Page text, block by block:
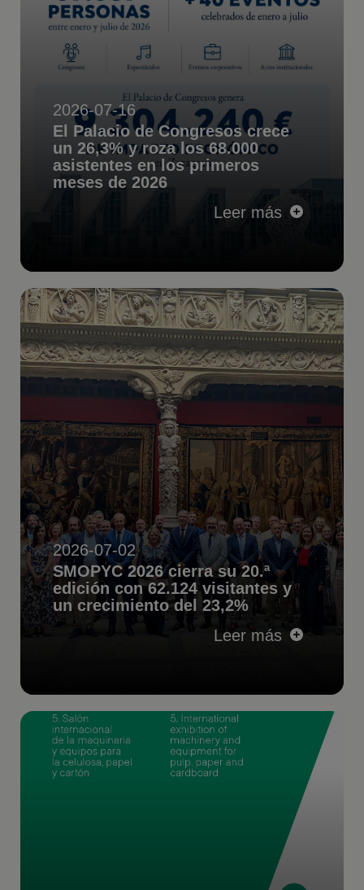
2026-07-16
El Palacio de Congresos crece
un 26,3% y roza los 68.000
asistentes en los primeros
meses de 2026
Leer más
2026-07-02
SMOPYC 2026 cierra su 20.ª
edición con 62.124 visitantes y
un crecimiento del 23,2%
Leer más